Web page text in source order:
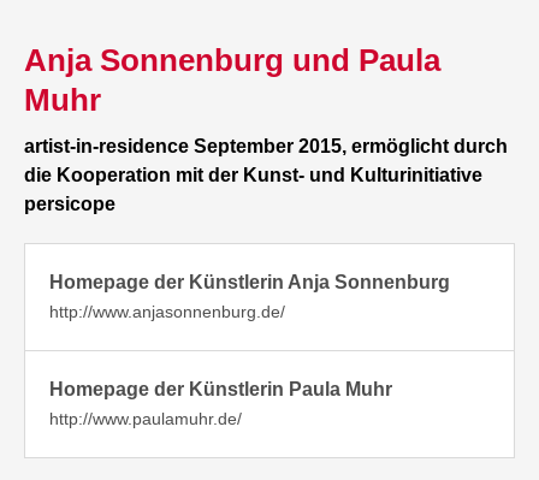
Anja Sonnenburg und Paula
Muhr
artist-in-residence September 2015, ermöglicht durch
die Kooperation mit der Kunst- und Kulturinitiative
persicope
Homepage der Künstlerin Anja Sonnenburg
http://www.anjasonnenburg.de/
Homepage der Künstlerin Paula Muhr
http://www.paulamuhr.de/